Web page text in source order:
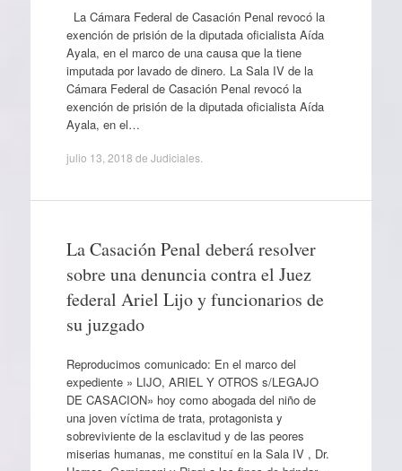
La Cámara Federal de Casación Penal revocó la
exención de prisión de la diputada oficialista Aída
Ayala, en el marco de una causa que la tiene
imputada por lavado de dinero. La Sala IV de la
Cámara Federal de Casación Penal revocó la
exención de prisión de la diputada oficialista Aída
Ayala, en el…
julio 13, 2018 de Judiciales.
La Casación Penal deberá resolver
sobre una denuncia contra el Juez
federal Ariel Lijo y funcionarios de
su juzgado
Reproducimos comunicado: En el marco del
expediente » LIJO, ARIEL Y OTROS s/LEGAJO
DE CASACION» hoy como abogada del niño de
una joven víctima de trata, protagonista y
sobreviviente de la esclavitud y de las peores
miserias humanas, me constituí en la Sala IV , Dr.